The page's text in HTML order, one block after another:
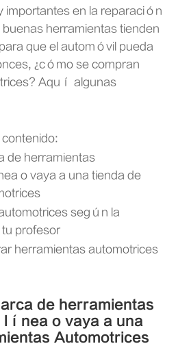
importantes en la reparación
herramientas tienden
que el automóvil pueda
¿cómo se compran
Aquí algunas
de herramientas
o vaya a una tienda de
según la
profesor
herramientas automotrices
de herramientas
línea o vaya a una
Automotrices